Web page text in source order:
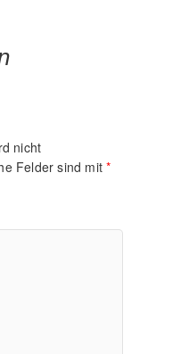
nicht
Felder sind mit*